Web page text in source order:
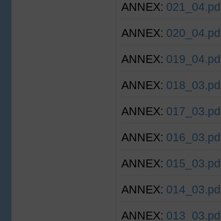
ANNEX:
ANNEX:
ANNEX:
ANNEX:
ANNEX:
ANNEX:
ANNEX:
ANNEX:
ANNEX: